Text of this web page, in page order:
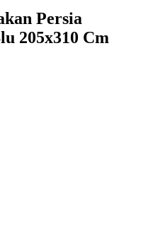
Persia
205x310 Cm